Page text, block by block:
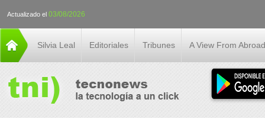
Actualizado el 03/08/2026
Silvia Leal Editoriales Tribunes A View From Abroad